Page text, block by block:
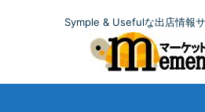
Symple & Usefulな出店情報